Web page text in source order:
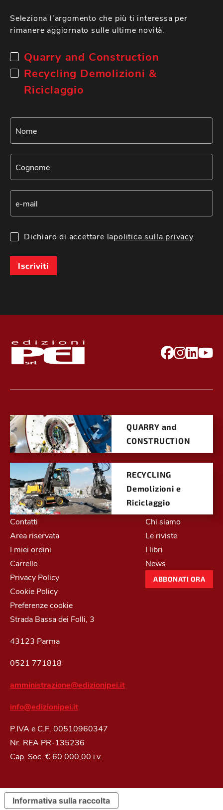
Seleziona l’argomento che più ti interessa per
rimanere aggiornato sulle ultime novità.
Quarry and Construction
Recycling Demolizioni &
Riciclaggio
Dichiaro di accettare lapolitica sulla privacy
Iscriviti
QUARRY and
CONSTRUCTION
RECYCLING
Demolizioni e
Riciclaggio
Contatti
Area riservata
I miei ordini
Carrello
Privacy Policy
Cookie Policy
Preferenze cookie
Chi siamo
Le riviste
I libri
News
ABBONATI ORA
Strada Bassa dei Folli, 3
43123 Parma
0521 771818
amministrazione@edizionipei.it
info@edizionipei.it
P.IVA e C.F. 00510960347
Nr. REA PR-135236
Cap. Soc. € 60.000,00 i.v.
Informativa sulla raccolta